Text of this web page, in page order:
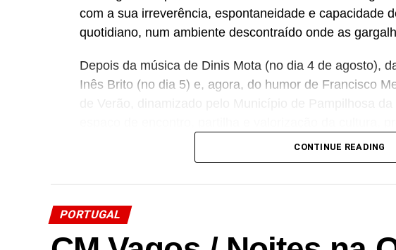
com a sua irreverência, espontaneidade e capacidade
quotidiano, num ambiente descontraído onde as
Depois da música de Dinis Mota (no dia 4 de agosto),
Inês Brito (no dia 5) e, agora, do humor de Francisco
e memoráveis a residentes e visitantes.
Pampilhosa da Serra, convidando novamente a
CONTINUE READING
PORTUGAL